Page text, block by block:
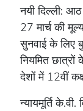
नयी दिल्ली:
27 मार्च की
सुनवाई के लिए
नियमित
देशों में 12वीं
न्यायमूर्ति